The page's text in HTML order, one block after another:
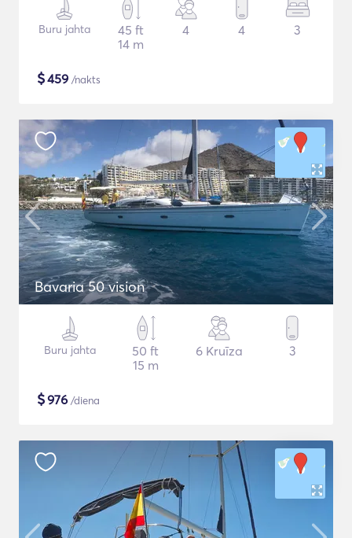
Buru jahta
45 ft
14 m
4 4 3
$459 /nakts
Bavaria 50 vision
Buru jahta
50 ft
15 m
6 Kruīza 3
$976 /diena